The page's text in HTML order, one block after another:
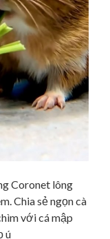
Coronet lông
Chia sẻ ngọn cà
với cá mập
ú